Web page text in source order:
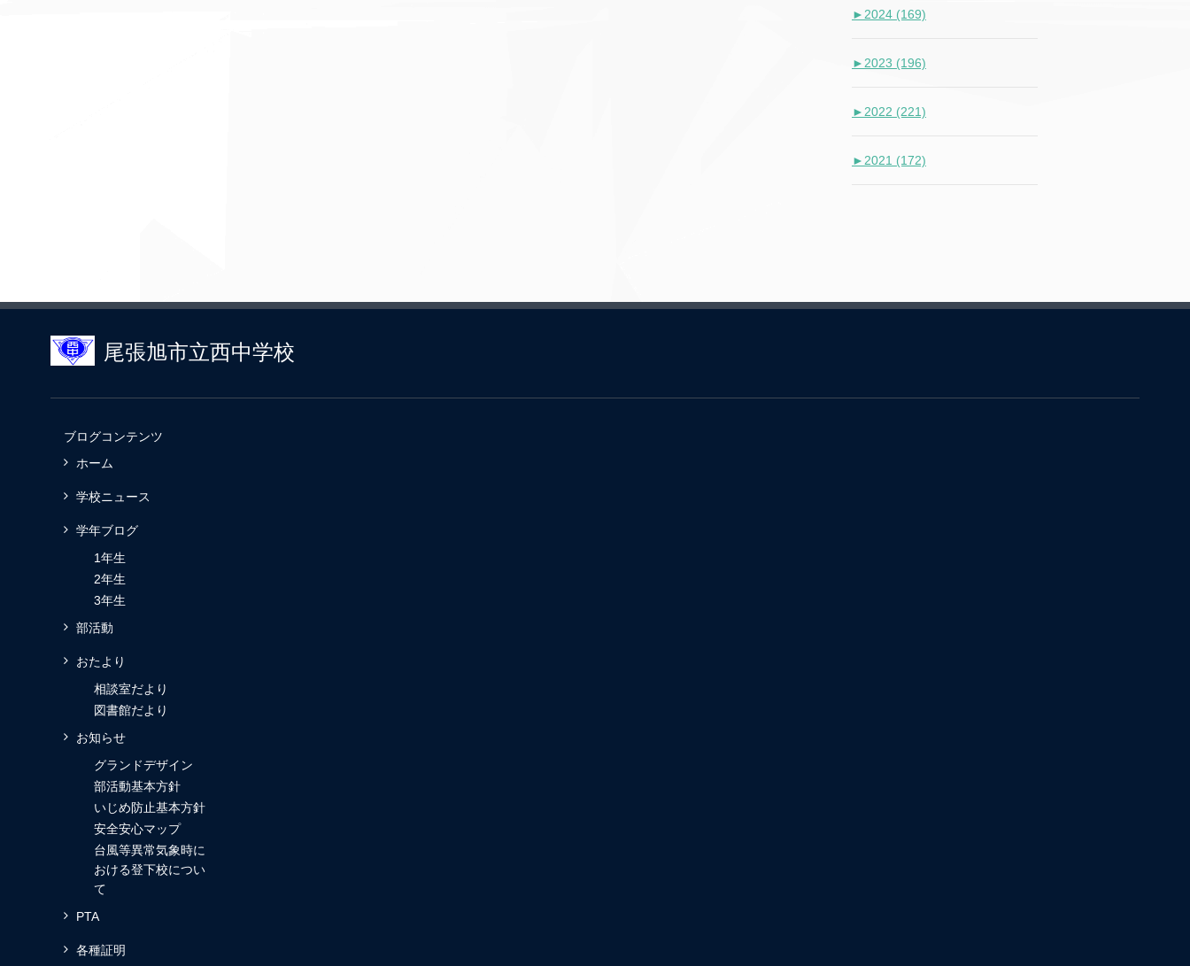
► 2024 (169)
► 2023 (196)
► 2022 (221)
► 2021 (172)
尾張旭市立西中学校
ブログコンテンツ
ホーム
学校ニュース
学年ブログ
1年生
2年生
3年生
部活動
おたより
相談室だより
図書館だより
お知らせ
グランドデザイン
部活動基本方針
いじめ防止基本方針
安全安心マップ
台風等異常気象時に
おける登下校につい
て
PTA
各種証明